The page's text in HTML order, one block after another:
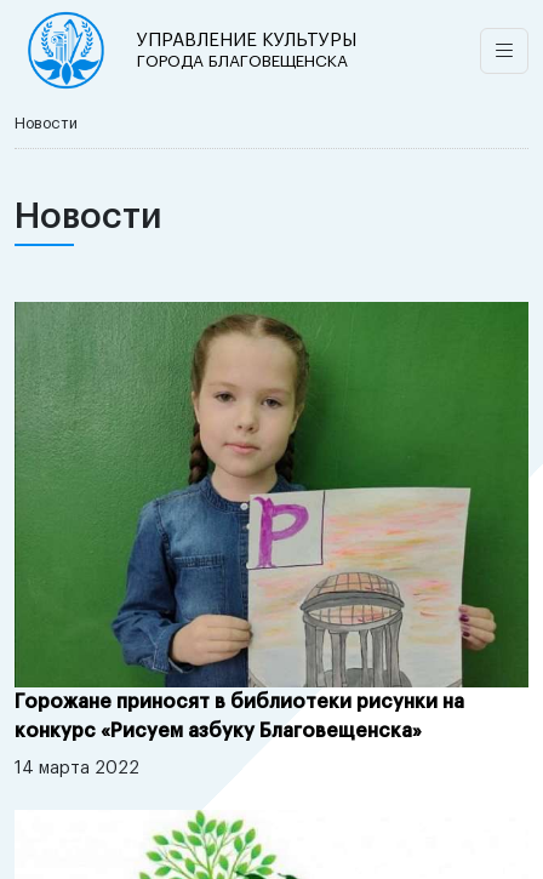
УПРАВЛЕНИЕ КУЛЬТУРЫ
ГОРОДА БЛАГОВЕЩЕНСКА
Новости
Новости
Горожане приносят в библиотеки рисунки на
конкурс «Рисуем азбуку Благовещенска»
14 марта 2022